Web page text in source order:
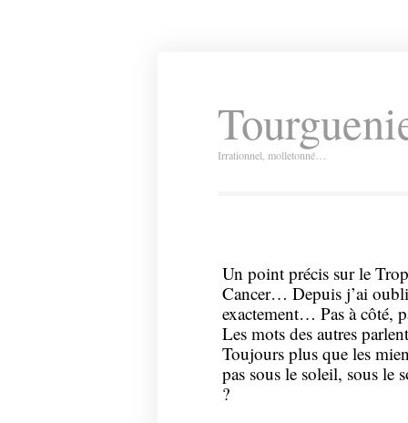
Irrationnel, molletonné…
Un point précis sur le
Cancer… Depuis j’ai
exactement… Pas à côté,
Les mots des autres
Toujours plus que les
pas sous le soleil, sous le
?